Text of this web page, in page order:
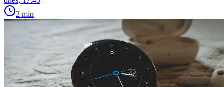
2 min